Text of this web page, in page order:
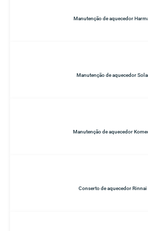
Manutenção de aquecedor
Manutenção de aquecedor
Manutenção de aquecedor
Conserto de aquecedor Rinnai